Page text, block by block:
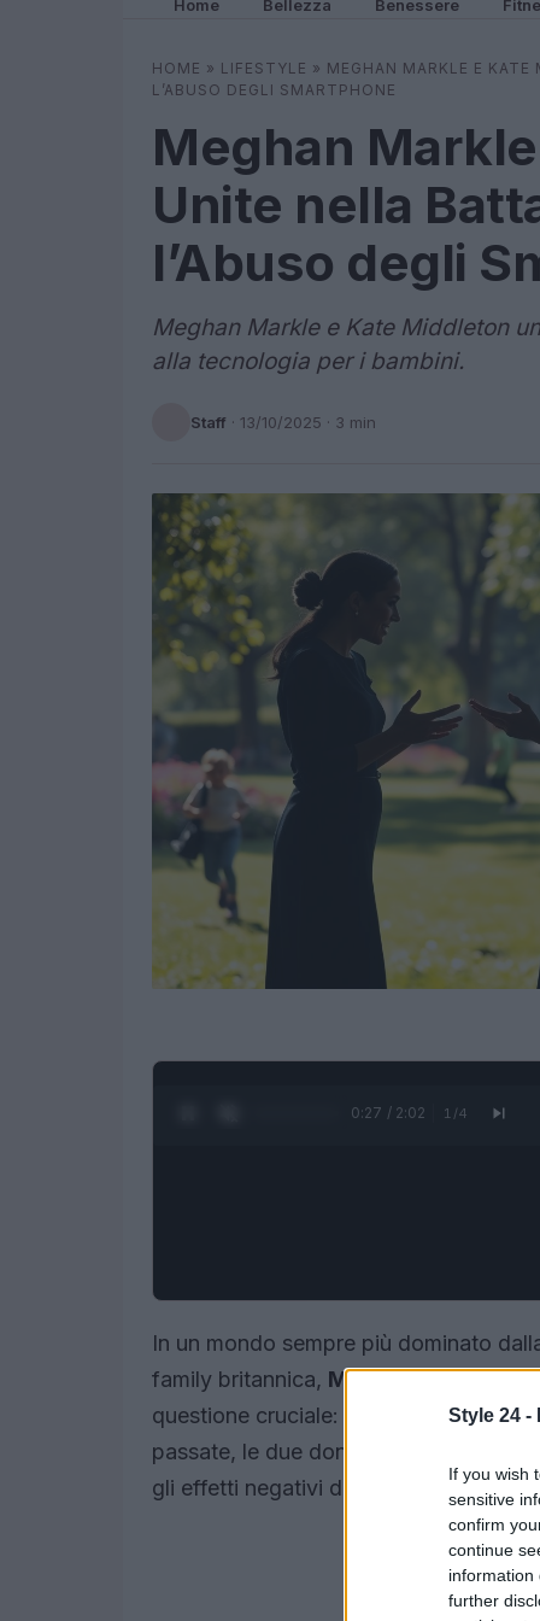
Style 24 -
If you wish
sensitive
confirm
continue
information
further
Home Bellezza Benessere
HOME » LIFESTYLE » MEGHAN MARKLE E
L’ABUSO DEGLI SMARTPHONE
Meghan
Unite nella
l’Abuso degli
Meghan Markle e Kate Middleton
alla tecnologia per i bambini.
Staff · 13/10/2025 · 3 min
0:28 / 2:02 1 /4
In un mondo sempre più dominato
family britannica, Meghan Marklee
questione cruciale: la sicurezza dei
passate, le due donne sembrano aver
gli effetti negativi dell’
intelligenza